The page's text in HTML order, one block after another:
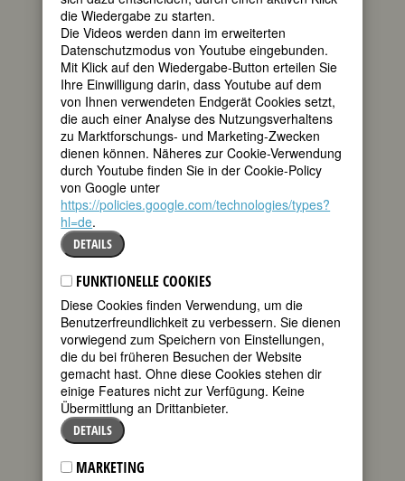
Commons.Wikimedia.org
in Dresden
deutsche
Komponistin,
Dichterin und
Malerin
245. Todestag
am 23.
April 2025
Biografie•Zitate•Weblinks•Literatur &
Quellen
In ihren Memoiren schreibt die Sängerin
Elisabeth Mara über die Kurfürstin:
„1767 kam sie nach der Leipziger
Messe, ich hatte das Glück ihr zu
gefallen und wurde bald darauf nach
Dresden verlangt, um eine Rolle auf
dem Opern-Theater zu spielen. Die
Kurfürstin nahm mich freundlich auf, und
als ich ihr meine Besorgnis, niemals
eine Bühne betreten zu haben, äußerte,
so übernahm sie es, mich zu
die Wiedergabe zu starten.
Die Videos werden dann im erweiterten
Datenschutzmodus von Youtube eingebunden.
Mit Klick auf den Wiedergabe-Button erteilen Sie
Ihre Einwilligung darin, dass Youtube auf dem
von Ihnen verwendeten Endgerät Cookies setzt,
die auch einer Analyse des Nutzungsverhaltens
zu Marktforschungs- und Marketing-Zwecken
dienen können. Näheres zur Cookie-Verwendung
durch Youtube finden Sie in der Cookie-Policy
von Google unter
https://policies.google.com/technologies/types?
hl=de.
DETAILS
FUNKTIONELLE COOKIES
Diese Cookies finden Verwendung, um die
Benutzerfreundlichkeit zu verbessern. Sie dienen
vorwiegend zum Speichern von Einstellungen,
die du bei früheren Besuchen der Website
gemacht hast. Ohne diese Cookies stehen dir
einige Features nicht zur Verfügung. Keine
Übermittlung an Drittanbieter.
DETAILS
MARKETING